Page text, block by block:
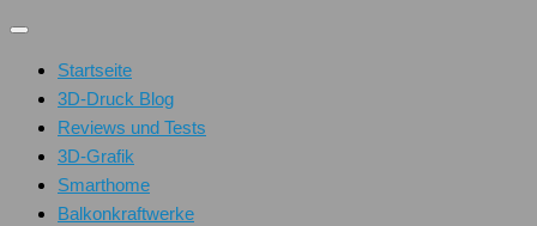
Unter
Inhalt
Startseite
3D-Druck Blog
Reviews und Tests
3D-Grafik
Smarthome
Balkonkraftwerke